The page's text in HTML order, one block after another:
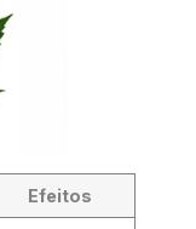
Efeitos